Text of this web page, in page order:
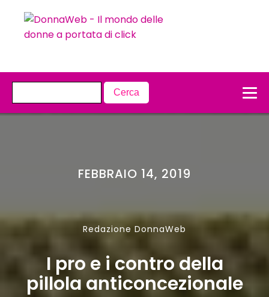
FEBBRAIO 14, 2019
Redazione DonnaWeb
I pro e i contro della
pillola anticoncezionale